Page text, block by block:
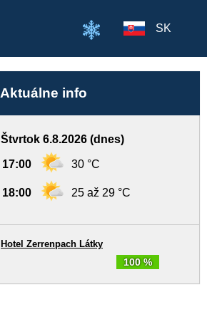
SK
Aktuálne info
Štvrtok 6.8.2026 (dnes)
17:00 30 °C
18:00 25 až 29 °C
100 %
Hotel Zerrenpach Látky